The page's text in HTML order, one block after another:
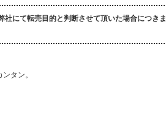
にて転売目的と判断させて頂いた場合につき
タン。